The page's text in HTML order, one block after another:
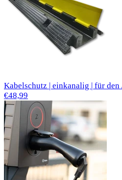
Kabelschutz | einkanalig | für den
€48,99